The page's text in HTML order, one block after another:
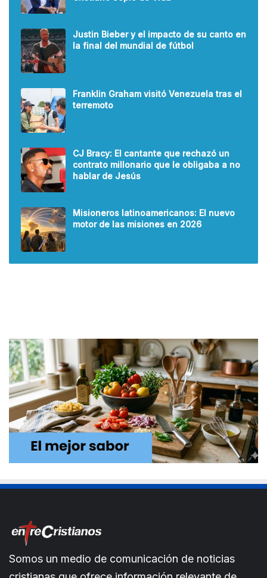
Justin Bieber y el impacto de su canto en
la final del mundial de fútbol
Franklin Graham visitó Venezuela tras el
terremoto
CJ Bracy: El cantante que rechazó un
contrato millonario que le obligaba a no
hablar de Jesús
Misioneros latinoamericanos: El nuevo
motor de las misiones en 2026
Somos un medio de comunicación de noticias